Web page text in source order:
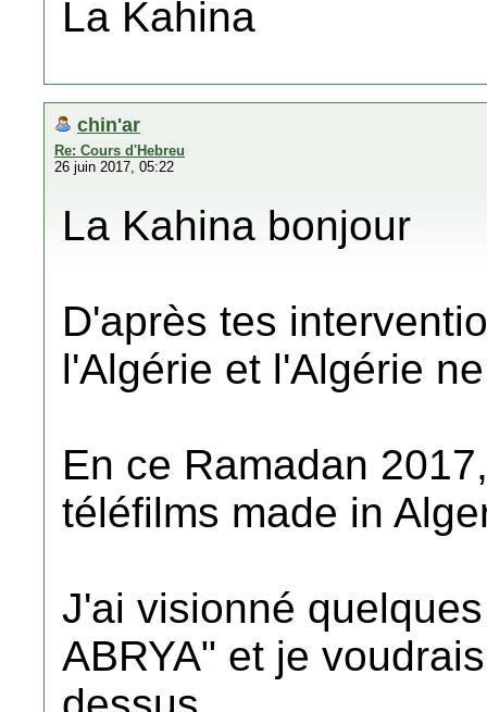
La Kahina
chin'ar
Re: Cours d'Hebreu
26 juin 2017, 05:22
La Kahina bonjour
D'après tes
l'Algérie et l'Algérie
En ce Ramadan
téléfilms made in
J'ai visionné
ABRYA" et je